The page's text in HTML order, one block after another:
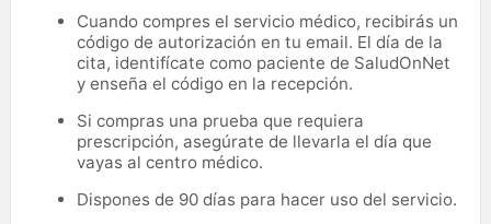
Cuando compres el servicio médico, recibirás un
código de autorización en tu email. El día de la
cita, identifícate como paciente de SaludOnNet
y enseña el código en la recepción.
Si compras una prueba que requiera
prescripción, asegúrate de llevarla el día que
vayas al centro médico.
Dispones de 90 días para hacer uso del servicio.